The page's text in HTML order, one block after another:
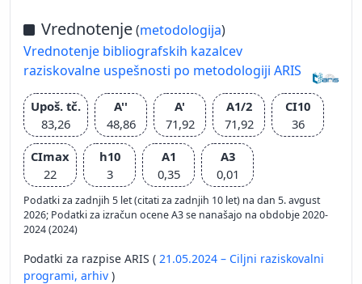
Vrednotenje(metodologija)
Vrednotenje bibliografskih kazalcev
raziskovalne uspešnosti po metodologiji ARIS
Upoš. tč.
83,26
A''
48,86
A'
71,92
A1/2
71,92
CI10
36
CImax
22
h10
3
A1
0,35
A3
0,01
Podatki za zadnjih 5 let (citati za zadnjih 10 let) na dan 5. avgust
2026; Podatki za izračun ocene A3 se nanašajo na obdobje 2020-
2024 (2024)
Podatki za razpise ARIS ( 21.05.2024 – Ciljni raziskovalni
programi, arhiv )